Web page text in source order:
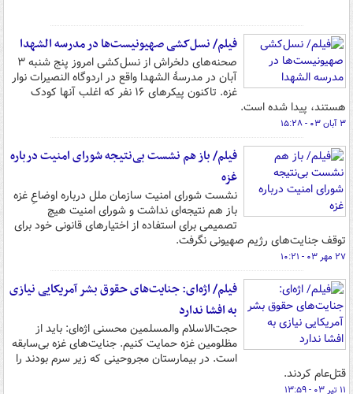
فیلم/ نسل‌کشی صهیونیست‌ها در مدرسه الشهدا
صحنه‌های دلخراش از نسل‌کشی امروز پنج شنبه ۳
آبان در مدرسۀ الشهدا واقع در اردوگاه النصیرات نوار
غزه. تاکنون پیکرهای ۱۶ نفر که اغلب آنها کودک
هستند، پیدا شده است.
۳ آبان ۰۳ - ۱۵:۲۸
فیلم/ باز هم نشست بی‌نتیجه شورای امنیت درباره
غزه
نشست شورای امنیت سازمان ملل درباره اوضاعِ غزه
باز هم نتیجه‌ای نداشت و شورای امنیت هیچ
تصمیمی برای استفاده از اختیارهای قانونی خود برای
توقف جنایت‌های رژیم صهیونی نگرفت.
۲۷ مهر ۰۳ - ۱۰:۲۱
فیلم/ اژه‌ای: جنایت‌های حقوق بشر آمریکایی نیازی
به افشا ندارد
حجت‌الاسلام والمسلمین محسنی اژه‌ای: باید از
مظلومین غزه حمایت کنیم. جنایت‌های غزه بی‌سابقه
است. در بیمارستان مجروحینی که زیر سرم بودند را
قتل‌عام کردند.
۱۱ تیر ۰۳ - ۱۳:۵۹